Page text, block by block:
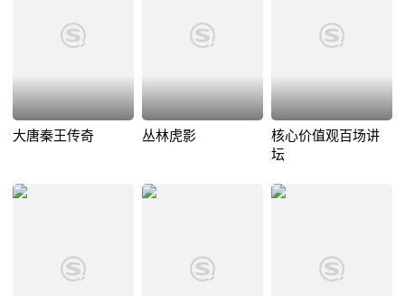
大唐秦王传奇 丛林虎影
核心价值观百场讲
坛